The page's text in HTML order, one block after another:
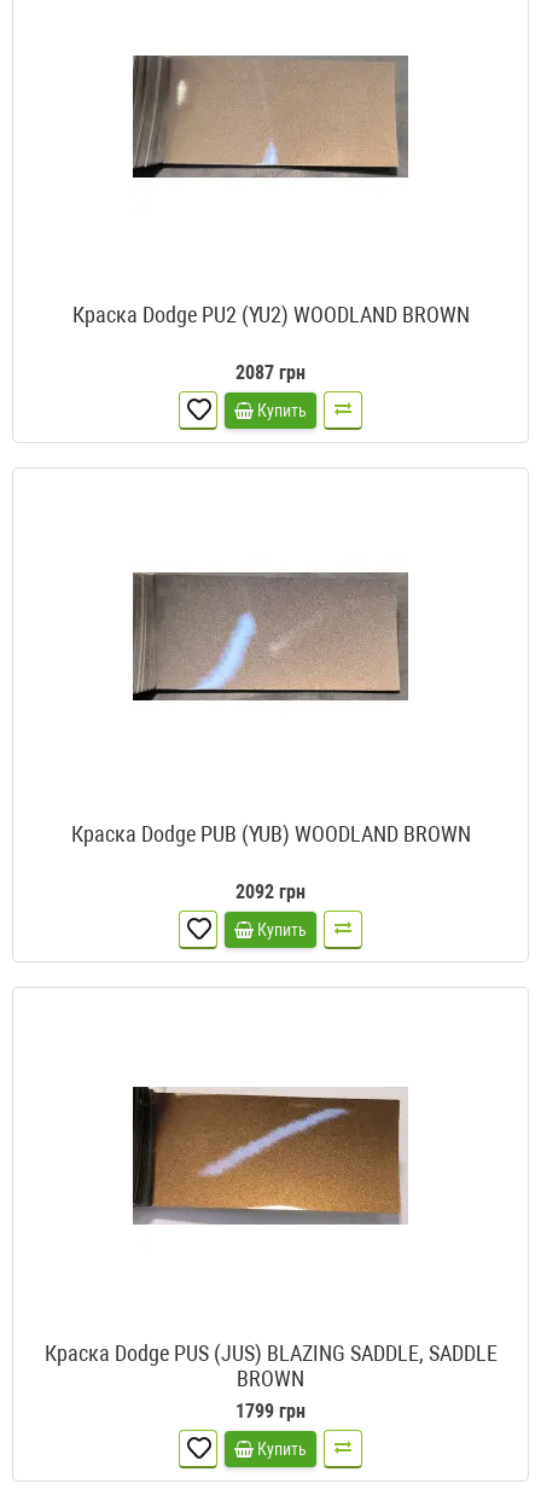
Краска Dodge PU2 (YU2) WOODLAND BROWN
2087 грн
Купить
Краска Dodge PUB (YUB) WOODLAND BROWN
2092 грн
Купить
Краска Dodge PUS (JUS) BLAZING SADDLE, SADDLE
BROWN
1799 грн
Купить